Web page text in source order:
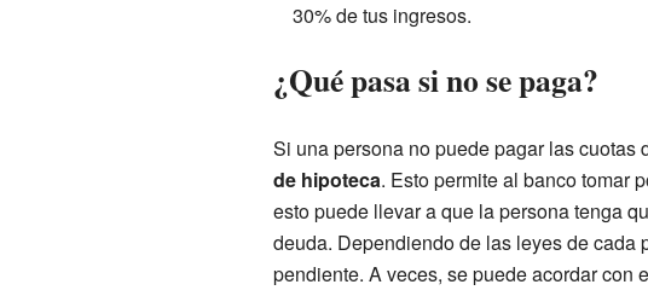
30% de tus ingresos.
¿Qué pasa si no se paga?
Si una persona no puede pagar las
de hipoteca. Esto permite al banco tomar
esto puede llevar a que la persona tenga
deuda. Dependiendo de las leyes de cada
pendiente. A veces, se puede acordar con